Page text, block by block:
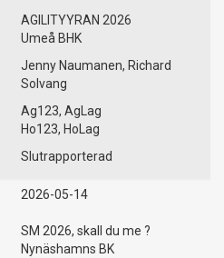
AGILITYYRAN 2026
Umeå BHK
Jenny Naumanen, Richard
Solvang
Ag123, AgLag
Ho123, HoLag
Slutrapporterad
2026-05-14
SM 2026, skall du me ?
Nynäshamns BK